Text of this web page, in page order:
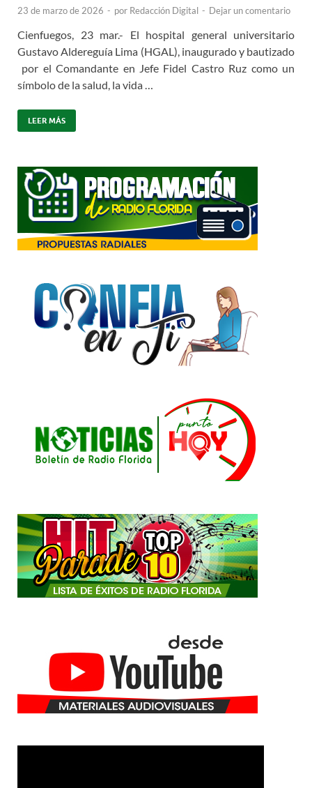
23 de marzo de 2026 - por Redacción Digital - Dejar un comentario
Cienfuegos, 23 mar.- El hospital general universitario
Gustavo Aldereguía Lima (HGAL), inaugurado y bautizado
por el Comandante en Jefe Fidel Castro Ruz como un
símbolo de la salud, la vida …
LEER MÁS